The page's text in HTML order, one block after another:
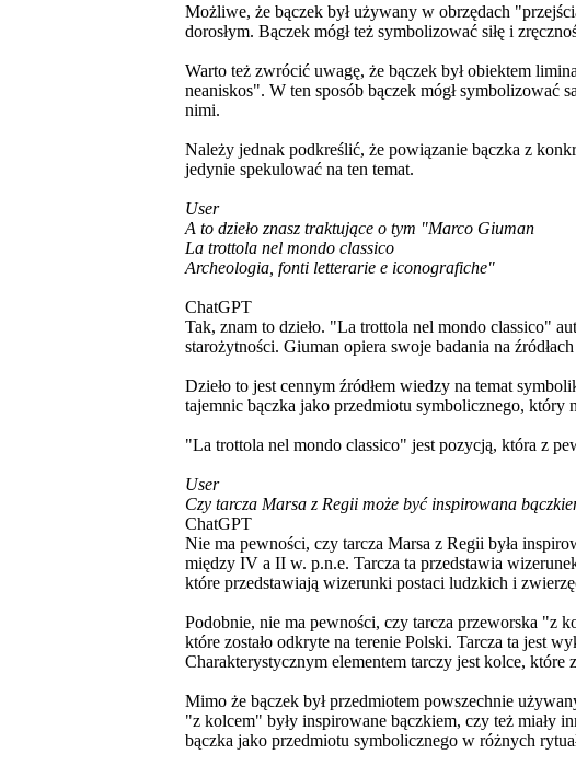
Możliwe, że bączek był używany w obrzędach
dorosłym. Bączek mógł też symbolizować siłę i
Warto też zwrócić uwagę, że bączek był obiektem
neaniskos". W ten sposób bączek mógł symbolizować
nimi.
Należy jednak podkreślić, że powiązanie bączka z
jedynie spekulować na ten temat.
User
A to dzieło znasz traktujące o tym "Marco Giuman
La trottola nel mondo classico
Archeologia, fonti letterarie e iconografiche"
ChatGPT
Tak, znam to dzieło. "La trottola nel mondo classico"
starożytności. Giuman opiera swoje badania na
Dzieło to jest cennym źródłem wiedzy na temat
tajemnic bączka jako przedmiotu symbolicznego, który
"La trottola nel mondo classico" jest pozycją, która z
User
Czy tarcza Marsa z Regii może być inspirowana
ChatGPT
Nie ma pewności, czy tarcza Marsa z Regii była
między IV a II w. p.n.e. Tarcza ta przedstawia
które przedstawiają wizerunki postaci ludzkich i
Podobnie, nie ma pewności, czy tarcza przeworska "z
które zostało odkryte na terenie Polski. Tarcza ta jest
Charakterystycznym elementem tarczy jest kolce, które
Mimo że bączek był przedmiotem powszechnie
"z kolcem" były inspirowane bączkiem, czy też miały
bączka jako przedmiotu symbolicznego w różnych